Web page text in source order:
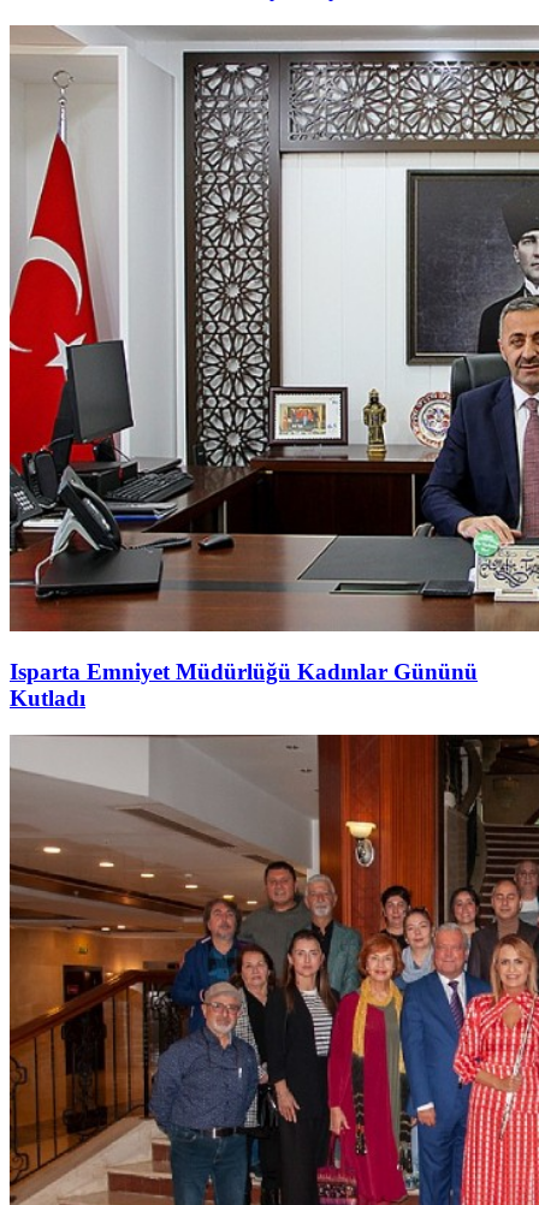
Isparta Emniyet Müdürlüğü Kadınlar Gününü
Kutladı